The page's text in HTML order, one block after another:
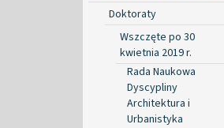
Doktoraty
Wszczęte po 30
kwietnia 2019 r.
Rada Naukowa
Dyscypliny
Architektura i
Urbanistyka